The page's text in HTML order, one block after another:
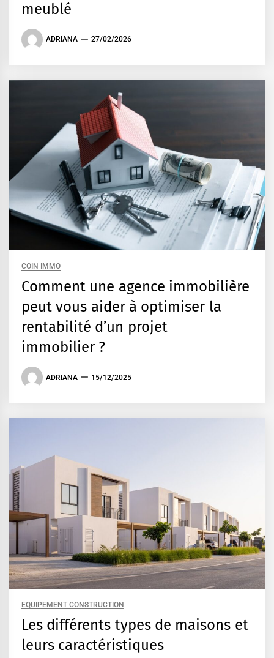
meublé
ADRIANA 27/02/2026
COIN IMMO
Comment une agence immobilière
peut vous aider à optimiser la
rentabilité d’un projet
immobilier ?
ADRIANA 15/12/2025
EQUIPEMENT CONSTRUCTION
Les différents types de maisons et
leurs caractéristiques